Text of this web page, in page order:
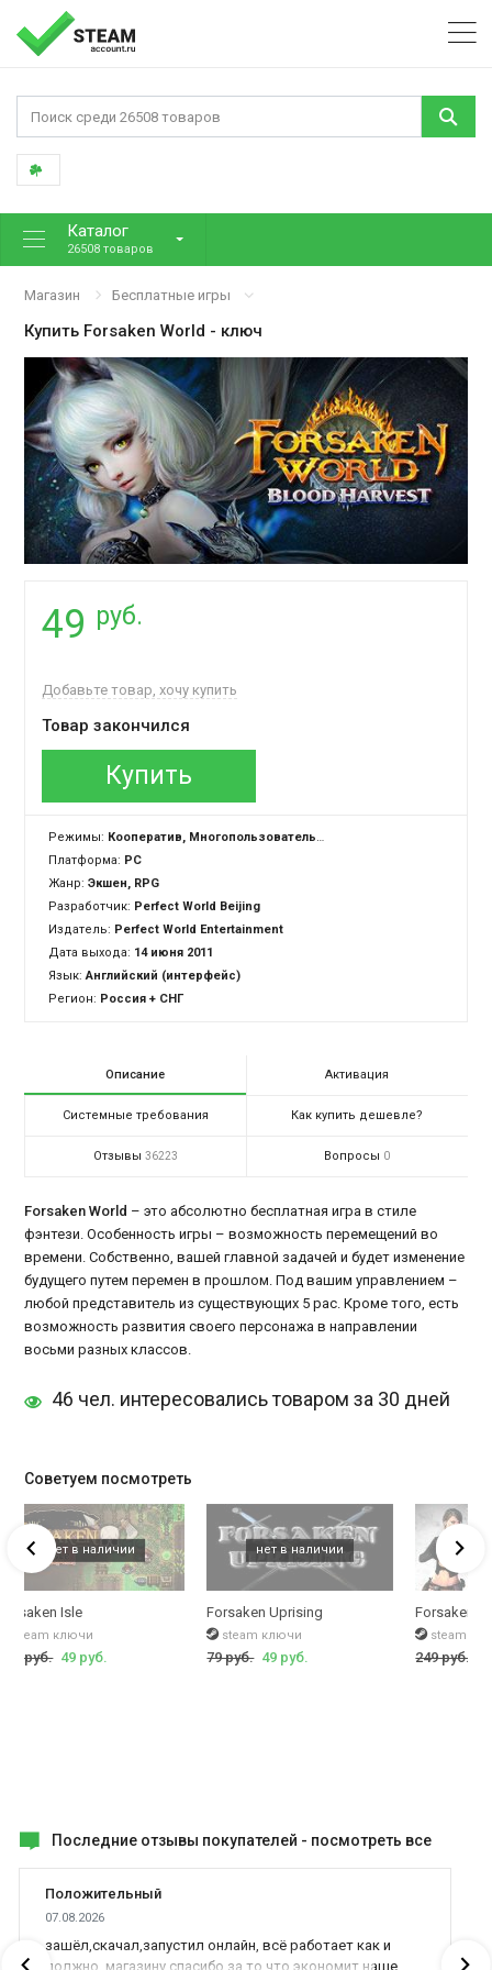
Каталог
26508 товаров
Магазин Бесплатные игры
Купить Forsaken World - ключ
49 руб.
Добавьте товар, хочу купить
Товар закончился
Купить
Режимы: Кооператив, Многопользовательская
Платформа: PC
Жанр:Экшен, RPG
Разработчик: Perfect World Beijing
Издатель: Perfect World Entertainment
Дата выхода: 14 июня 2011
Язык:Английский (интерфейс)
Регион: Россия + СНГ
Описание Активация
Системные требования Как купить дешевле?
Отзывы 36223 Вопросы 0
Forsaken World – это абсолютно бесплатная игра в стиле
фэнтези. Особенность игры – возможность перемещений во
времени. Собственно, вашей главной задачей и будет изменение
будущего путем перемен в прошлом. Под вашим управлением –
любой представитель из существующих 5 рас. Кроме того, есть
возможность развития своего персонажа в направлении
восьми разных классов.
46 чел. интересовались товаром за 30 дней
Советуем посмотреть
Isle
steam ключи
руб. 49 руб.
Forsaken Uprising
steam ключи
79 руб. 49 руб.
Forsaken
steam
249 руб.
Последние отзывы покупателей - посмотреть все
Положительный
07.08.2026
зашёл,скачал,запустил онлайн, всё работает как и
должно, магазину спасибо за то что экономит наше